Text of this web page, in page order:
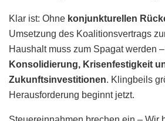
Klar ist: Ohne konjunkturellen
Umsetzung des Koalitionsvertrags
Haushalt muss zum Spagat werden
Konsolidierung, Krisenfestigkeit
Zukunftsinvestitionen. Klingbeils
Herausforderung beginnt jetzt.